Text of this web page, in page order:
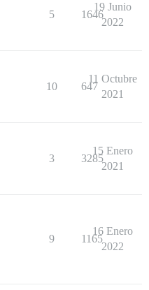
5 1646
19 Junio
2022
10 647
11 Octubre
2021
3 3285
15 Enero
2021
9 1165
16 Enero
2022